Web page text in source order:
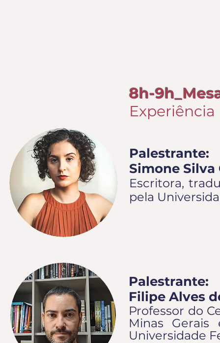
8h-
Palestrante:
Simone Silva
Escritora,
pela
Palestrante:
Filipe Alves
Professor do
Minas
Universidade